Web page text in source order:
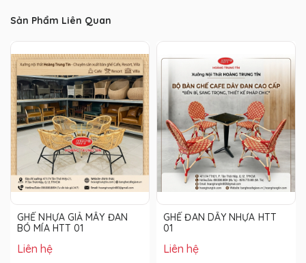
Sản Phẩm Liên Quan
GHẾ NHỰA GIẢ MÂY ĐAN
BÓ MÍA HTT 01
Liên hệ
GHẾ ĐAN DÂY NHỰA HTT
01
Liên hệ